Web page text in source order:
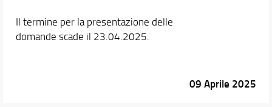
Il termine per la presentazione delle
domande scade il 23.04.2025.
09 Aprile 2025